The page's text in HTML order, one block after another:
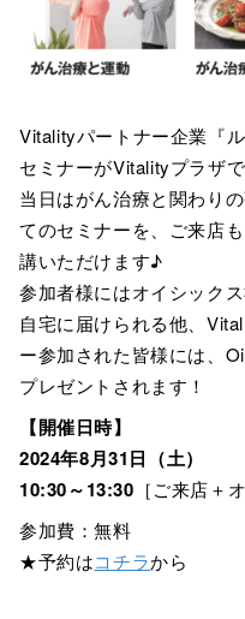
Vitalityパートナー企業『
セミナーがVitalityプラザで
当日はがん治療と関わり
てのセミナーを、ご来店
講いただけます♪
参加者様にはオイシック
自宅に届けられる他、
ー参加された皆様には、
プレゼントされます！
【開催日時】
2024年8月31日（土）
10:30～13:30 ［ご来店＋
参加費：無料
★予約はコチラから